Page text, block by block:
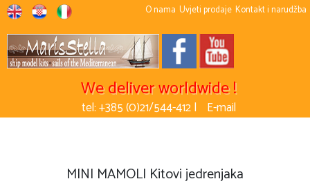
O nama Uvjeti prodaje Kontakt i narudžba
We deliver worldwide !
tel: +385 (0)21/544-412 | E-mail
MINI MAMOLI Kitovi jedrenjaka